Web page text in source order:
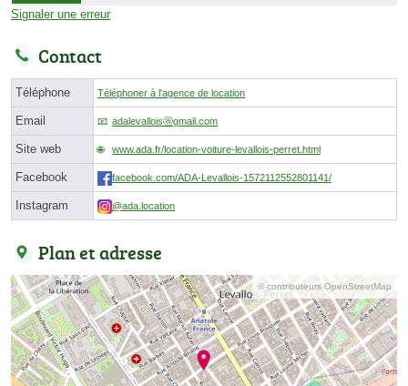
Signaler une erreur
Contact
Téléphone Téléphoner à l'agence de location
Email adalevalloisⓐgmail.com
Site web www.ada.fr/location-voiture-levallois-perret.html
Facebook facebook.com/ADA-Levallois-1572112552801141/
Instagram @ada.location
Plan et adresse
© contributeurs OpenStreetMap